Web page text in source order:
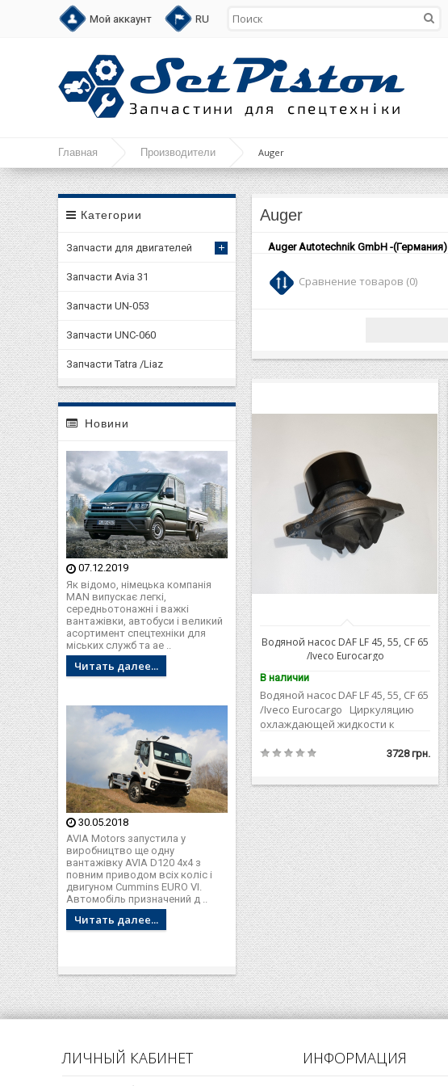
Мой аккаунт RU
Главная Производители Auger
Категории
Запчасти для двигателей
Запчасти Avia 31
Запчасти UN-053
Запчасти UNC-060
Запчасти Tatra /Liaz
Новини
07.12.2019
Як відомо, німецька компанія
MAN випускає легкі,
середньотонажні і важкі
вантажівки, автобуси і великий
асортимент спецтехніки для
міських служб та ае ..
Читать далее...
30.05.2018
AVIA Motors запустила у
виробництво ще одну
вантажівку AVIA D120 4x4 з
повним приводом всіх коліс і
двигуном Cummins EURO VI.
Автомобіль призначений д ..
Читать далее...
Auger
Auger Autotechnik GmbH -(Германия)
Сравнение товаров (0)
Водяной насос DAF LF 45, 55, CF 65
/Iveco Eurocargo
В наличии
Водяной насос DAF LF 45, 55, CF 65
/Iveco Eurocargo Циркуляцию
охлаждающей жидкости к
обеспечивает водяной насос
которого располагаются в
алюминиевом или пластиковом
корпусе. Как работает водяной
насос ДАФ и Ивеко
Центробежная сист..
3728 грн.
ЛИЧНЫЙ КАБИНЕТ ИНФОРМАЦИЯ